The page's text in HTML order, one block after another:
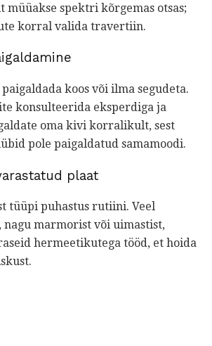
spektri kõrgemas otsas;
korral valida travertiin.
koos või ilma segudeta.
konsulteerida eksperdiga ja
oma kivi korralikult, sest
pole paigaldatud samamoodi.
plaat
tüüpi puhastus rutiini. Veel
marmorist või uimastist,
hermeetikutega tööd, et hoida